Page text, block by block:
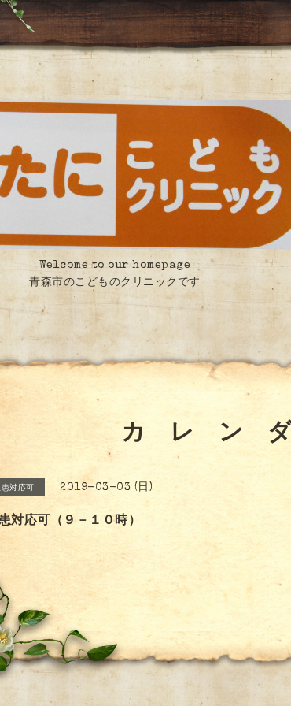
Welcome to our homepage
青森市のこどものクリニックです
カ レ ン
対応可 2019-03-03 (日)
対応可（９－１０時）